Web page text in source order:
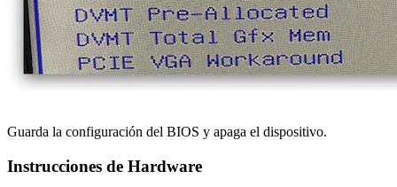
Guarda la configuración del BIOS y apaga el dispositivo.
Instrucciones de Hardware